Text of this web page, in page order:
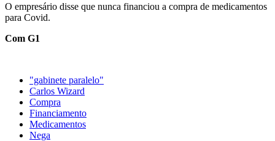
O empresário disse que nunca financiou a compra de medicamentos
para Covid.
Com G1
"gabinete paralelo"
Carlos Wizard
Compra
Financiamento
Medicamentos
Nega